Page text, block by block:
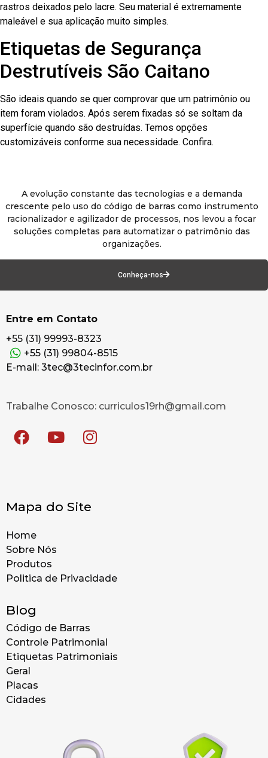
rastros deixados pelo lacre. Seu material é extremamente
maleável e sua aplicação muito simples.
Etiquetas de Segurança
Destrutíveis São Caitano
São ideais quando se quer comprovar que um patrimônio ou
item foram violados. Após serem fixadas só se soltam da
superfície quando são destruídas. Temos opções
customizáveis conforme sua necessidade. Confira.
A evolução constante das tecnologias e a demanda
crescente pelo uso do código de barras como instrumento
racionalizador e agilizador de processos, nos levou a focar
soluções completas para automatizar o patrimônio das
organizações.
Conheça-nos
Entre em Contato
+55 (31) 99993-8323
+55 (31) 99804-8515
E-mail: 3tec@3tecinfor.com.br
Trabalhe Conosco: curriculos19rh@gmail.com
Mapa do Site
Home
Sobre Nós
Produtos
Politica de Privacidade
Blog
Código de Barras
Controle Patrimonial
Etiquetas Patrimoniais
Geral
Placas
Cidades